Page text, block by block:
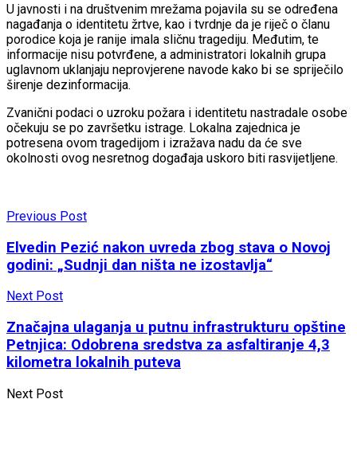
U javnosti i na društvenim mrežama pojavila su se određena
nagađanja o identitetu žrtve, kao i tvrdnje da je riječ o članu
porodice koja je ranije imala sličnu tragediju. Međutim, te
informacije nisu potvrđene, a administratori lokalnih grupa
uglavnom uklanjaju neprovjerene navode kako bi se spriječilo
širenje dezinformacija.
Zvanični podaci o uzroku požara i identitetu nastradale osobe
očekuju se po završetku istrage. Lokalna zajednica je
potresena ovom tragedijom i izražava nadu da će sve
okolnosti ovog nesretnog događaja uskoro biti rasvijetljene.
Previous Post
Elvedin Pezić nakon uvreda zbog stava o Novoj
godini: „Sudnji dan ništa ne izostavlja“
Next Post
Značajna ulaganja u putnu infrastrukturu opštine
Petnjica: Odobrena sredstva za asfaltiranje 4,3
kilometra lokalnih puteva
Next Post